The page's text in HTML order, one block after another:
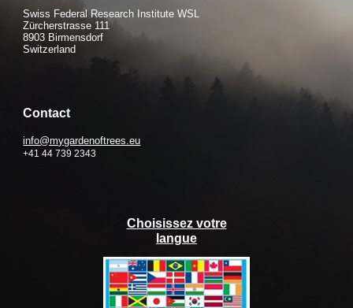
Swiss Federal Research Institute WSL
Zürcherstrasse 111
8903 Birmensdorf
Switzerland
Contact
info@mygardenoftrees.eu
+41 44 739 2343
Choisissez votre
langue